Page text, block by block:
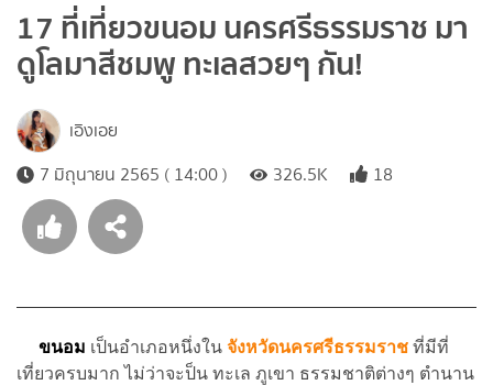
17 ที่เที่ยวขนอม นครศรีธรรมราช มา
ดูโลมาสีชมพู ทะเลสวยๆ กัน!
เอิงเอย
7 มิถุนายน 2565 ( 14:00 )
326.5K 18
ขนอม เป็นอำเภอหนึ่งใน จังหวัดนครศรีธรรมราช ที่มีที่
เที่ยวครบมาก ไม่ว่าจะป็น ทะเล ภูเขา ธรรมชาติต่างๆ ตำนาน